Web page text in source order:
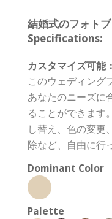
結婚式のフォト
Specifications:
カスタマイズ可能：
このウェディング
あなたのニーズに
ることができます
し替え、色の変更
除など、自由に行
Dominant Color
Palette